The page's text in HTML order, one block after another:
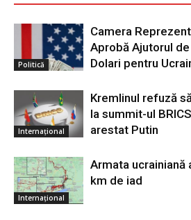
Politică
Camera
Aprobă Ajutorul
Dolari pentru
Internațional
Kremlinul refuză
la summit-ul
arestat Putin
Internațional
Armata
km de iad